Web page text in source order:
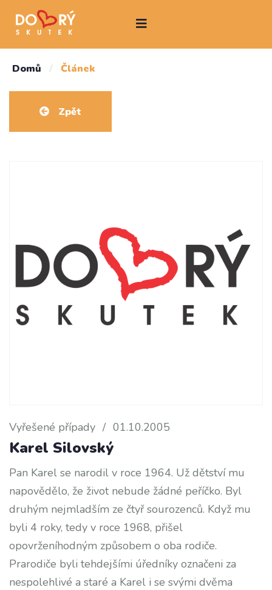
Domů / Článek
Zpět
Vyřešené případy / 01.10.2005
Karel Silovský
Pan Karel se narodil v roce 1964. Už dětství mu
napovědělo, že život nebude žádné peříčko. Byl
druhým nejmladším ze čtyř sourozenců. Když mu
byli 4 roky, tedy v roce 1968, přišel
opovrženíhodným způsobem o oba rodiče.
Prarodiče byli tehdejšími úředníky označeni za
nespolehlivé a staré a Karel i se svými dvěma